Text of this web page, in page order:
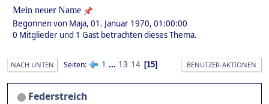
Mein neuer Name
Begonnen von Maja, 01. Januar 1970, 01:00:00
0 Mitglieder und 1 Gast betrachten dieses Thema.
NACH UNTEN Seiten 1 ... 13 14 15 BENUTZER-AKTIONEN
Federstreich